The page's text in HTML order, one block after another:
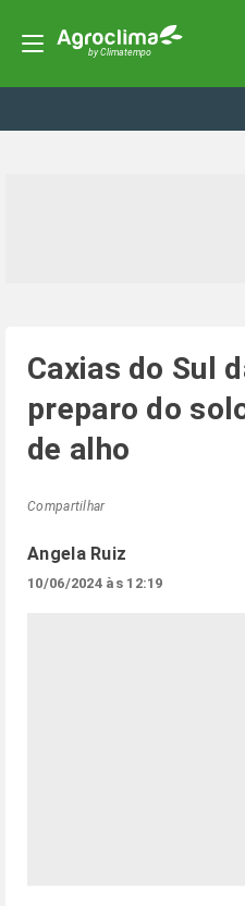
Caxias do Sul
preparo do
de alho
Compartilhar
Angela Ruiz
10/06/2024 às 12:19